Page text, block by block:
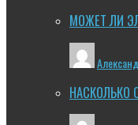
МОЖЕТ ЛИ
НАСКОЛЬКО